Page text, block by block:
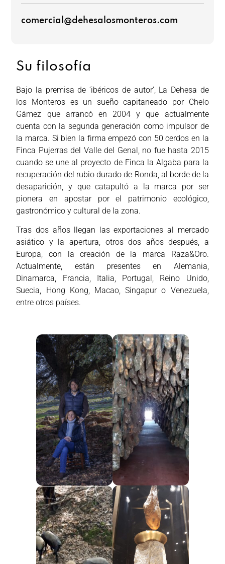
comercial@dehesalosmonteros.com
Su filosofía
Bajo la premisa de ‘ibéricos de autor’, La Dehesa de
los Monteros es un sueño capitaneado por Chelo
Gámez que arrancó en 2004 y que actualmente
cuenta con la segunda generación como impulsor de
la marca. Si bien la firma empezó con 50 cerdos en la
Finca Pujerras del Valle del Genal, no fue hasta 2015
cuando se une al proyecto de Finca la Algaba para la
recuperación del rubio durado de Ronda, al borde de la
desaparición, y que catapultó a la marca por ser
pionera en apostar por el patrimonio ecológico,
gastronómico y cultural de la zona.
Tras dos años llegan las exportaciones al mercado
asiático y la apertura, otros dos años después, a
Europa, con la creación de la marca Raza&Oro.
Actualmente, están presentes en Alemania,
Dinamarca, Francia, Italia, Portugal, Reino Unido,
Suecia, Hong Kong, Macao, Singapur o Venezuela,
entre otros países.